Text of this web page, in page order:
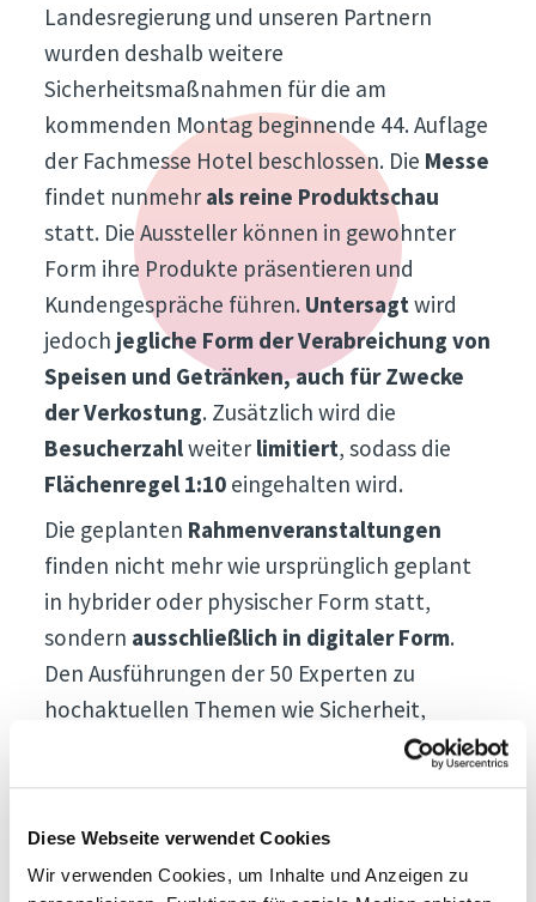
Diese Webseite verwendet Cookies
Wir verwenden Cookies, um Inhalte und Anzeigen zu
Landesregierung und unseren Partnern
wurden deshalb weitere
Sicherheitsmaßnahmen für die am
kommenden Montag beginnende 44. Auflage
der Fachmesse Hotel beschlossen. Die Messe
findet nunmehr als reine Produktschau
statt. Die Aussteller können in gewohnter
Form ihre Produkte präsentieren und
Kundengespräche führen. Untersagtwird
jedoch jegliche Form der Verabreichung von
Speisen und Getränken, auch für Zwecke
der Verkostung. Zusätzlich wird die
Besucherzahlweiter limitiert, sodass die
Flächenregel 1:10 eingehalten wird.
Die geplanten Rahmenveranstaltungen
finden nicht mehr wie ursprünglich geplant
in hybrider oder physischer Form statt,
sondern ausschließlich in digitaler Form.
Den Ausführungen der 50 Experten zu
hochaktuellen Themen wie Sicherheit,
Innovation, Nachhaltigkeit, Architektur und
Wein kann man über die digitalen Kanäle der
Eröffnungszeremonieder Messe mit
Banddurchschneidung wirdabgesagt.